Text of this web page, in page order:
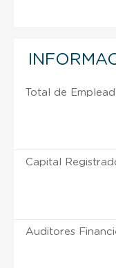
Total de
Capital
Auditores